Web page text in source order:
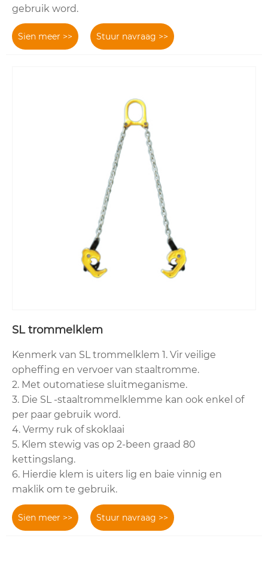
gebruik word.
Sien meer >> Stuur navraag >>
SL trommelklem
Kenmerk van SL trommelklem 1. Vir veilige
opheffing en vervoer van staaltromme.
2. Met outomatiese sluitmeganisme.
3. Die SL -staaltrommelklemme kan ook enkel of
per paar gebruik word.
4. Vermy ruk of skoklaai
5. Klem stewig vas op 2-been graad 80
kettingslang.
6. Hierdie klem is uiters lig en baie vinnig en
maklik om te gebruik.
Sien meer >> Stuur navraag >>